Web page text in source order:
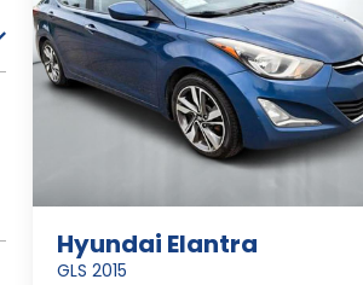
Hyundai Elantra
GLS 2015